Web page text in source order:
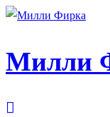
Милли